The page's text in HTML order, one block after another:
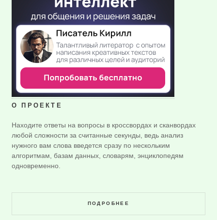
О ПРОЕКТЕ
Находите ответы на вопросы в кроссвордах и сканвордах
любой сложности за считанные секунды, ведь анализ
нужного вам слова введется сразу по нескольким
алгоритмам, базам данных, словарям, энциклопедям
одновременно.
ПОДРОБНЕЕ